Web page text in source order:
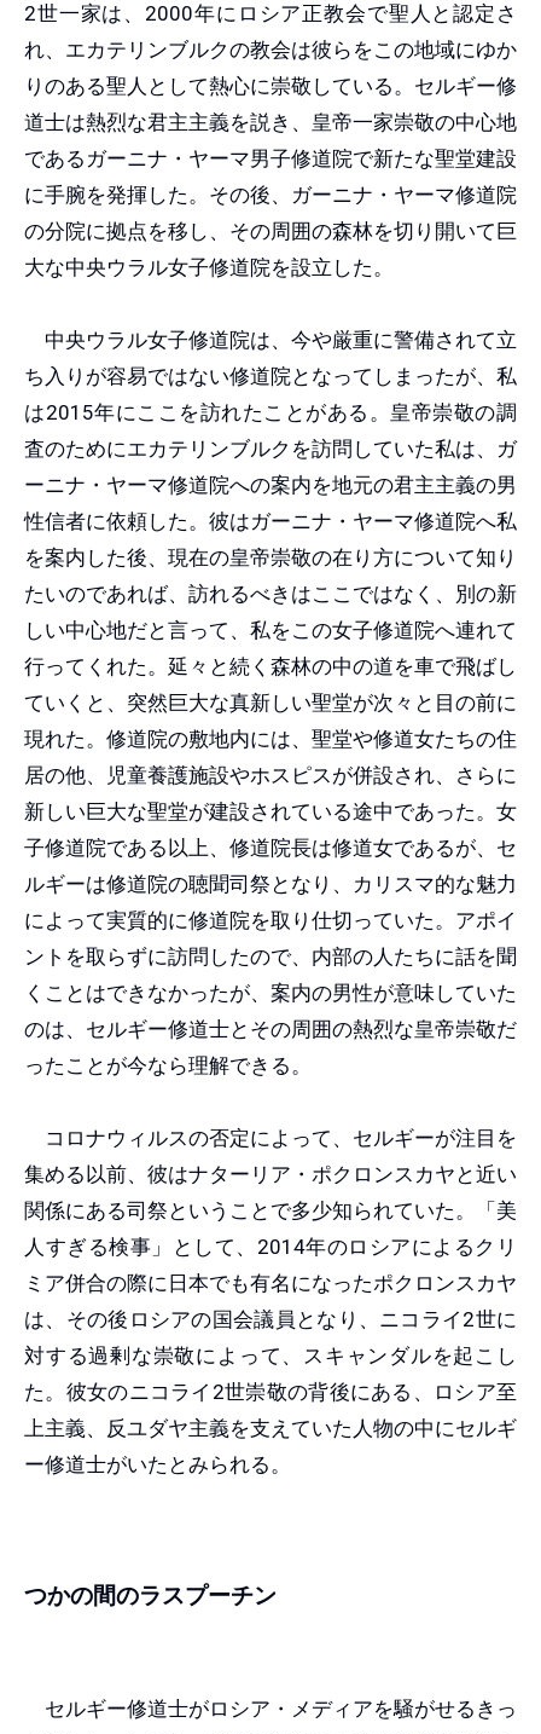
2世一家は、2000年にロシア正教会で聖人と認定さ
れ、エカテリンブルクの教会は彼らをこの地域にゆか
りのある聖人として熱心に崇敬している。セルギー修
道士は熱烈な君主主義を説き、皇帝一家崇敬の中心地
であるガーニナ・ヤーマ男子修道院で新たな聖堂建設
に手腕を発揮した。その後、ガーニナ・ヤーマ修道院
の分院に拠点を移し、その周囲の森林を切り開いて巨
大な中央ウラル女子修道院を設立した。
中央ウラル女子修道院は、今や厳重に警備されて立
ち入りが容易ではない修道院となってしまったが、私
は2015年にここを訪れたことがある。皇帝崇敬の調
査のためにエカテリンブルクを訪問していた私は、ガ
ーニナ・ヤーマ修道院への案内を地元の君主主義の男
性信者に依頼した。彼はガーニナ・ヤーマ修道院へ私
を案内した後、現在の皇帝崇敬の在り方について知り
たいのであれば、訪れるべきはここではなく、別の新
しい中心地だと言って、私をこの女子修道院へ連れて
行ってくれた。延々と続く森林の中の道を車で飛ばし
ていくと、突然巨大な真新しい聖堂が次々と目の前に
現れた。修道院の敷地内には、聖堂や修道女たちの住
居の他、児童養護施設やホスピスが併設され、さらに
新しい巨大な聖堂が建設されている途中であった。女
子修道院である以上、修道院長は修道女であるが、セ
ルギーは修道院の聴聞司祭となり、カリスマ的な魅力
によって実質的に修道院を取り仕切っていた。アポイ
ントを取らずに訪問したので、内部の人たちに話を聞
くことはできなかったが、案内の男性が意味していた
のは、セルギー修道士とその周囲の熱烈な皇帝崇敬だ
ったことが今なら理解できる。
コロナウィルスの否定によって、セルギーが注目を
集める以前、彼はナターリア・ポクロンスカヤと近い
関係にある司祭ということで多少知られていた。「美
人すぎる検事」として、2014年のロシアによるクリ
ミア併合の際に日本でも有名になったポクロンスカヤ
は、その後ロシアの国会議員となり、ニコライ2世に
対する過剰な崇敬によって、スキャンダルを起こし
た。彼女のニコライ2世崇敬の背後にある、ロシア至
上主義、反ユダヤ主義を支えていた人物の中にセルギ
ー修道士がいたとみられる。
つかの間のラスプーチン
セルギー修道士がロシア・メディアを騒がせるきっ